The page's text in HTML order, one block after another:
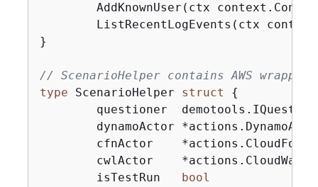
AddKnownUser(ctx
ListRecentLogEvents(ctx
}
// ScenarioHelper contains AWS
type ScenarioHelper struct
{
	isTestRun
bool